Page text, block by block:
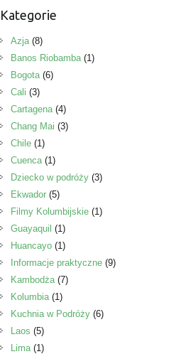
Kategorie
Azja(8)
Banos Riobamba(1)
Bogota(6)
Cali (3)
Cartagena(4)
Chang Mai (3)
Chile(1)
Cuenca(1)
Dziecko w podróży(3)
Ekwador(5)
Filmy Kolumbijskie(1)
Guayaquil (1)
Huancayo(1)
Informacje praktyczne(9)
Kambodża(7)
Kolumbia(1)
Kuchnia w Podróży(6)
Laos (5)
Lima(1)